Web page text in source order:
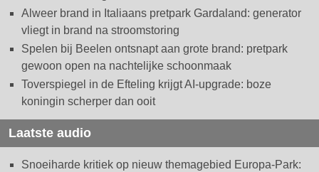
Alweer brand in Italiaans pretpark Gardaland: generator
vliegt in brand na stroomstoring
Spelen bij Beelen ontsnapt aan grote brand: pretpark
gewoon open na nachtelijke schoonmaak
Toverspiegel in de Efteling krijgt AI-upgrade: boze
koningin scherper dan ooit
Laatste audio
Snoeiharde kritiek op nieuw themagebied Europa-Park: